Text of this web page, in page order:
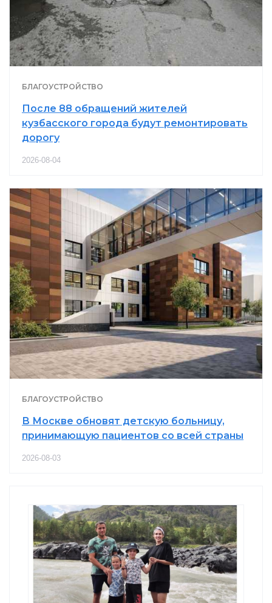
БЛАГОУСТРОЙСТВО
После 88 обращений жителей
кузбасского города будут ремонтировать
дорогу
2026-08-04
БЛАГОУСТРОЙСТВО
В Москве обновят детскую больницу,
принимающую пациентов со всей страны
2026-08-03